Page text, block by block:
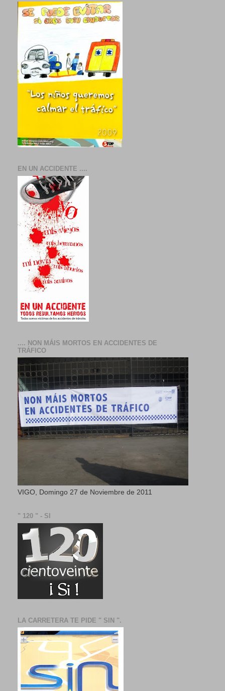
EN UN ACCIDENTE ....
.... NON MÁIS MORTOS EN ACCIDENTES DE
TRÁFICO
VIGO, Domingo 27 de Noviembre de 2011
" 120 " - SI
LA CARRETERA TE PIDE " SIN ".